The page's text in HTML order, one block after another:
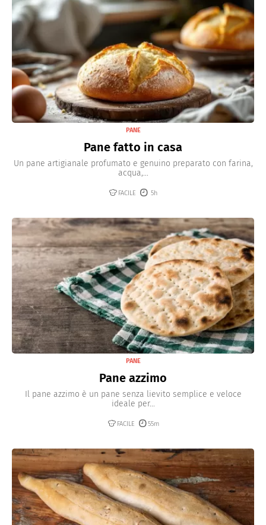
PANE
Pane fatto in casa
Un pane artigianale profumato e genuino preparato con farina,
acqua,...
FACILE 5h
PANE
Pane azzimo
Il pane azzimo è un pane senza lievito semplice e veloce
ideale per...
FACILE 55m